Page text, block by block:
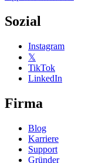
Sozial
Instagram
𝕏
TikTok
LinkedIn
Firma
Blog
Karriere
Support
Gründer